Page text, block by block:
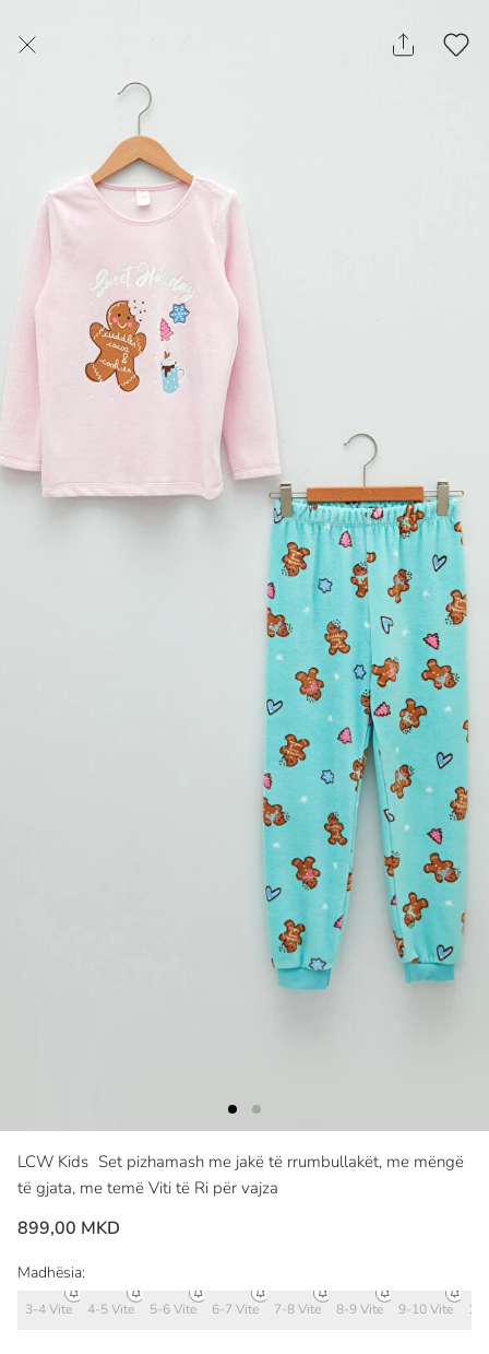
LCW Kids Set pizhamash me jakë të rrumbullakët, me mëngë
të gjata, me temë Viti të Ri për vajza
899,00 MKD
Madhësia:
3-4 Vite 4-5 Vite 5-6 Vite 6-7 Vite 7-8 Vite 8-9 Vite 9-10 Vite